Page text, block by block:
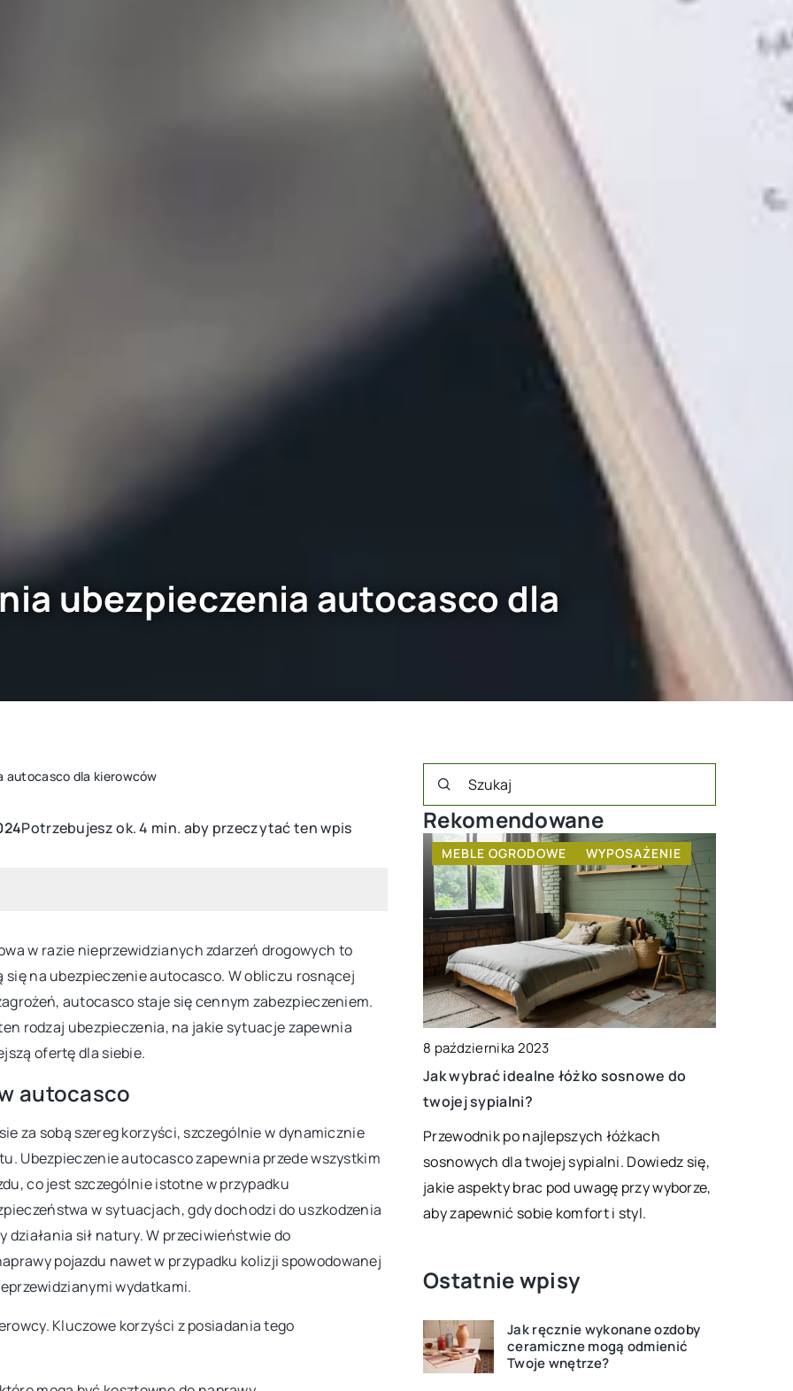
ubezpieczenia autocasco dla
autocasco dla kierowców
Potrzebujesz ok. 4 min. aby przeczytać ten wpis
w razie nieprzewidzianych zdarzeń drogowych to
na ubezpieczenie autocasco. W obliczu rosnącej
autocasco staje się cennym zabezpieczeniem.
rodzaj ubezpieczenia, na jakie sytuacje zapewnia
ofertę dla siebie.
autocasco
za sobą szereg korzyści, szczególnie w dynamicznie
Ubezpieczenie autocasco zapewnia przede wszystkim
co jest szczególnie istotne w przypadku
w sytuacjach, gdy dochodzi do uszkodzenia
sił natury. W przeciwieństwie do
pojazdu nawet w przypadku kolizji spowodowanej
wydatkami.
Kluczowe korzyści z posiadania tego
Rekomendowane
przy
na temat
Twojej
są
7 kwietnia 2026
Kreatywne aranżacje ogrodowe z
ogród, nadając mu niepowtarzalny
charakter. Zainspiruj się pomysłami na ich
zastosowanie w ogrodowych aranżacjach,
które wprowadzą nową jakość do Twojej
przestrzeni na świeżym powietrzu.
MEBLE OGRODOWE WYPOSAŻENIE
8 października 2023
Jak wybrać idealne łóżko sosnowe do
twojej sypialni?
Przewodnik po najlepszych łóżkach
sosnowych dla twojej sypialni. Dowiedz się,
jakie aspekty brac pod uwagę przy wyborze,
aby zapewnić sobie komfort i styl.
Ostatnie wpisy
Jak ręcznie wykonane ozdoby
ceramiczne mogą odmienić
Twoje wnętrze?